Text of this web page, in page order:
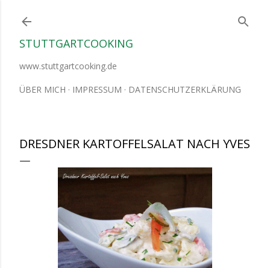
STUTTGARTCOOKING
www.stuttgartcooking.de
ÜBER MICH IMPRESSUM DATENSCHUTZERKLÄRUNG
DRESDNER KARTOFFELSALAT NACH YVES